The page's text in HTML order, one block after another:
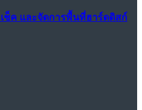
เช็ค และจัดการพื้นที่ฮาร์ดดิสก์